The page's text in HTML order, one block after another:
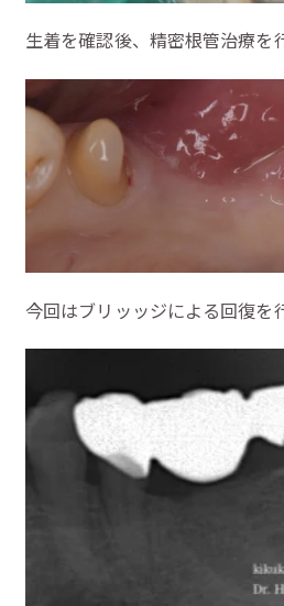
生着を確認後、精密根管治療を
今回はブリッッジによる回復を